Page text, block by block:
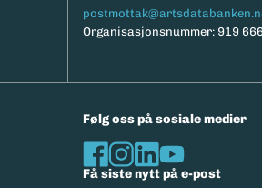
Organisasjonsnummer: 919
Følg oss på sosiale medier
Få siste nytt på e-post